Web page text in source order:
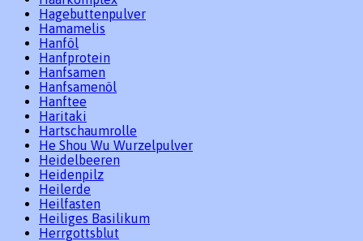
Hagebuttenpulver
Hamamelis
Hanföl
Hanfprotein
Hanfsamen
Hanfsamenöl
Hanftee
Haritaki
Hartschaumrolle
He Shou Wu Wurzelpulver
Heidelbeeren
Heidenpilz
Heilerde
Heilfasten
Heiliges Basilikum
Herrgottsblut